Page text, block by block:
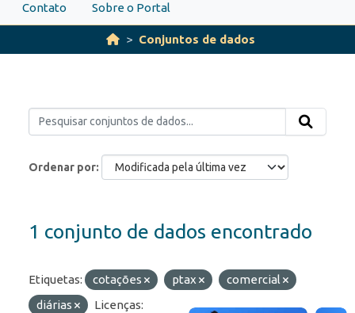
Contato Sobre o Portal
Conjuntos de dados
Ordenar por
1 conjunto de dados encontrado
Etiquetas: cotações ptax
comercial
diárias
Licenças: